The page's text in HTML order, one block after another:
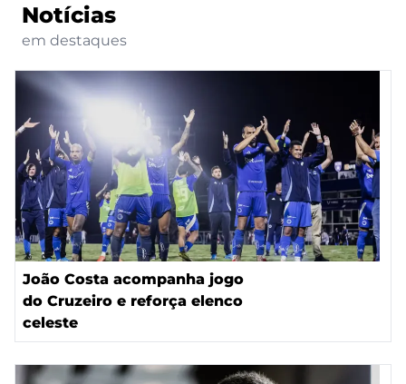
Notícias
em destaques
João Costa acompanha jogo
do Cruzeiro e reforça elenco
celeste